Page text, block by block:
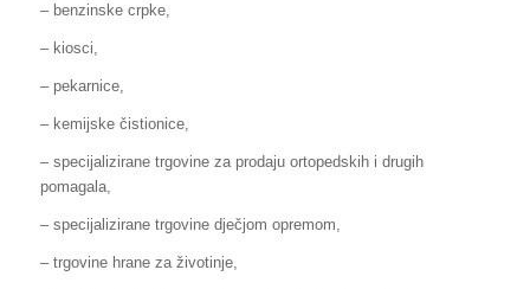
– benzinske crpke,
– kiosci,
– pekarnice,
– kemijske čistionice,
– specijalizirane trgovine za prodaju ortopedskih i drugih
pomagala,
– specijalizirane trgovine dječjom opremom,
– trgovine hrane za životinje,